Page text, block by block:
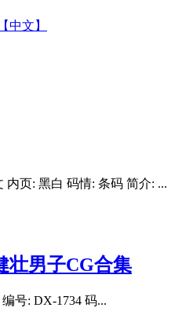
中文】
内页: 黑白 码情: 条码 简介: ...
壮男子CG合集
号: DX-1734 码...